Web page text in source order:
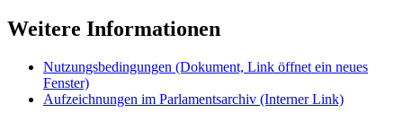
Weitere Informationen
Nutzungsbedingungen (Dokument, Link öffnet ein neues
Fenster)
Aufzeichnungen im Parlamentsarchiv (Interner Link)